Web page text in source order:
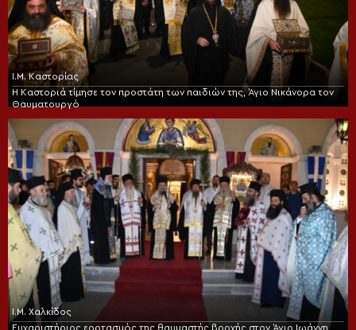
Ι.Μ. Καστορίας
Η Καστοριά τίμησε τον προστάτη των παιδιών της, Άγιο Νικάνορα τον
Θαυματουργό
Ι.Μ. Χαλκίδος
Ευχαριστήριος εορτασμός της θαυμαστής βροχής στον Άγιο Ιωάννη